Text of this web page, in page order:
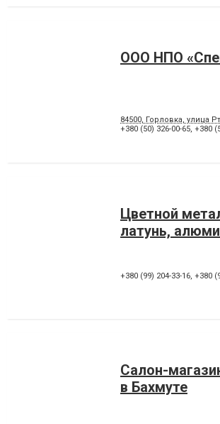
ООО НПО
84500, Горловка, улица
+380 (50) 326-00-65, +380
Цветной
латунь,
+380 (99) 204-33-16, +380
Салон-
в Бахмуте